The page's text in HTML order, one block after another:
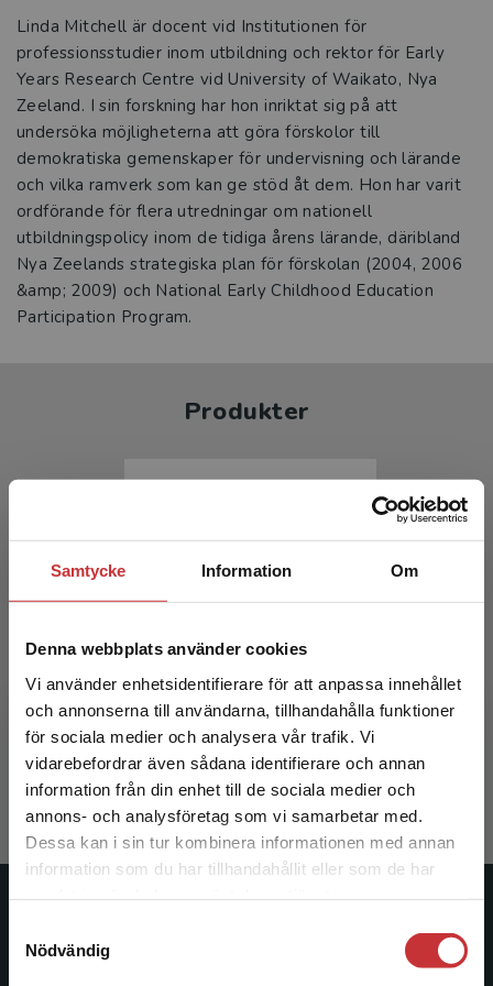
Samtycke Information Om
Denna webbplats använder cookies
Vi använder enhetsidentifierare för att anpassa innehållet
och annonserna till användarna, tillhandahålla funktioner
för sociala medier och analysera vår trafik. Vi
vidarebefordrar även sådana identifierare och annan
information från din enhet till de sociala medier och
annons- och analysföretag som vi samarbetar med.
Dessa kan i sin tur kombinera informationen med annan
information som du har tillhandahållit eller som de har
Nödvändig
Begränsad fraktregion
Det verkar som att du besöker
studentlitteratur.se via en enhet utanför Sverige.
Vi erbjuder inte leveranser utanför Sverige. För
att kunna slutföra ett köp måste
Linda Mitchell är docent vid Institutionen för
professionsstudier inom utbildning och rektor för Early
Years Research Centre vid University of Waikato, Nya
Zeeland. I sin forskning har hon inriktat sig på att
undersöka möjligheterna att göra förskolor till
demokratiska gemenskaper för undervisning och lärande
och vilka ramverk som kan ge stöd åt dem. Hon har varit
ordförande för flera utredningar om nationell
utbildningspolicy inom de tidiga årens lärande, däribland
Nya Zeelands strategiska plan för förskolan (2004, 2006
&amp; 2009) och National Early Childhood Education
Participation Program.
Produkter
Mångfald i tidiga åldrar
Farrell , A - Pramling, I (red.)
315 krinkl. moms
Exkl. moms: 297 kr
Studentlitteratur grundades 1963 och är idag Sveriges